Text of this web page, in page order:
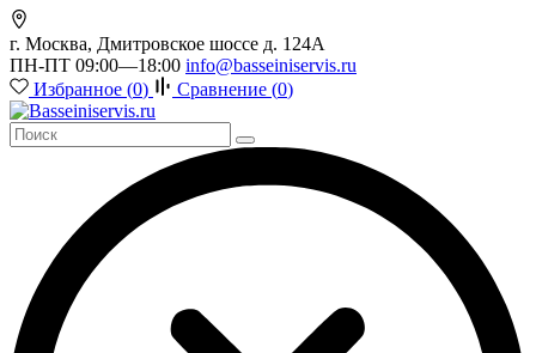
г. Москва, Дмитровское шоссе д. 124А
ПН-ПТ 09:00—18:00 info@basseiniservis.ru
Избранное (0) Сравнение (0)